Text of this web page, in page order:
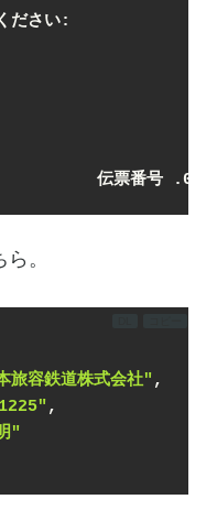
ださい:
伝票番号
。
旅容鉄道株式会社",
,
"